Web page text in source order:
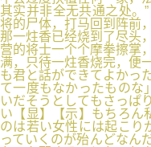
其实并非全无共通之处
将的尸体，打马回到阵前
那一炷香已经烧到了尽头
营的将士一个个摩拳擦掌
满，只待一炷香烧完，便
も君と話ができてよかっ
て一度もなかったものな
いだそうとしてもさっぱ
い【显】【示】もちろん
のは若い女性には起こり
っていくのが殆んどなん